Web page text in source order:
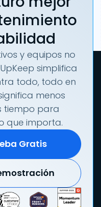
y equipos no
simplifica
todo, todo en
menos
tiempo para
que importa.
Gratis